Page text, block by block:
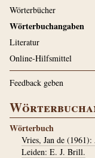
Wörterbücher
Wörterbuchangaben
Literatur
Online-Hilfsmittel
Feedback geben
Wörterbuch
Vries, Jan de
Leiden: E. J. Brill.